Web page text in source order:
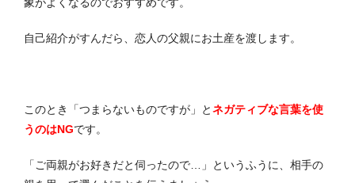
自己紹介がすんだら、恋人の父親にお土産を渡します。
このとき「つまらないものですが」とネガティブな言葉を使
うのはNGです。
「ご両親がお好きだと伺ったので…」というふうに、相手の